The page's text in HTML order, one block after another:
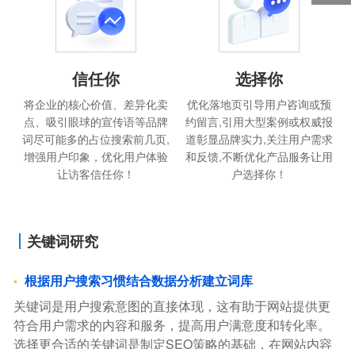
信任你
将企业的核心价值、差异化卖
点、吸引眼球的宣传语等品牌
词尽可能多的占位搜索前几页,
增强用户印象，优化用户体验
让访客信任你！
选择你
优化落地页引导用户咨询或预
约留言,引用大型案例或权威报
道彰显品牌实力,关注用户需求
和反馈,不断优化产品服务让用
户选择你！
关键词研究
根据用户搜索习惯结合数据分析建立词库
关键词是用户搜索意图的直接体现，这有助于网站提供更
符合用户需求的内容和服务，提高用户满意度和转化率。
选择更合适的关键词是制定SEO策略的基础，在网站内容